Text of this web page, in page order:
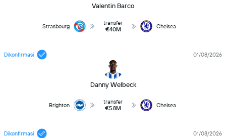
Valentin Barco
Strasbourg
transfer
€40M
Chelsea
Dikonfirmasi
Danny Welbeck
01/08/2026
Brighton
transfer
€5.8M
Chelsea
Dikonfirmasi 01/08/2026